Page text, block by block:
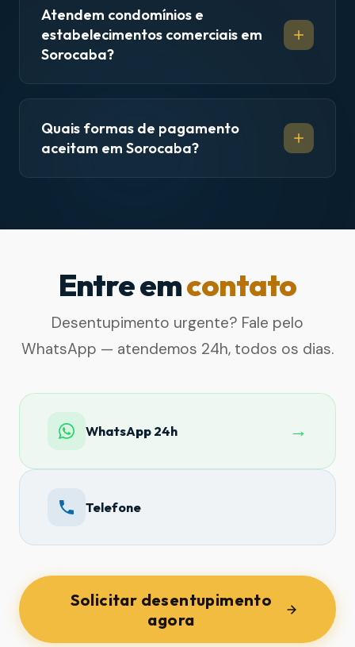
Atendem condomínios e
estabelecimentos comerciais em
Sorocaba?
Quais formas de pagamento
aceitam em Sorocaba?
Entre emcontato
Desentupimento urgente? Fale pelo
WhatsApp — atendemos 24h, todos os dias.
WhatsApp 24h →
Telefone
Solicitar desentupimento
agora